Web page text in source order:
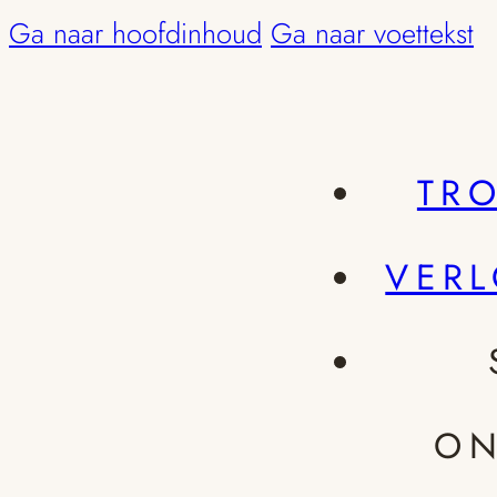
Ga naar hoofdinhoud Ga naar voettekst